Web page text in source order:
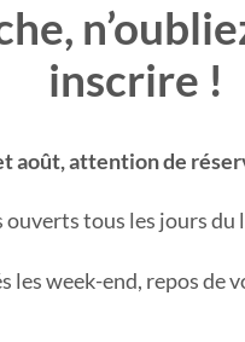
inscrire !
août, attention de
ouverts tous les jours du
les week-end, repos de